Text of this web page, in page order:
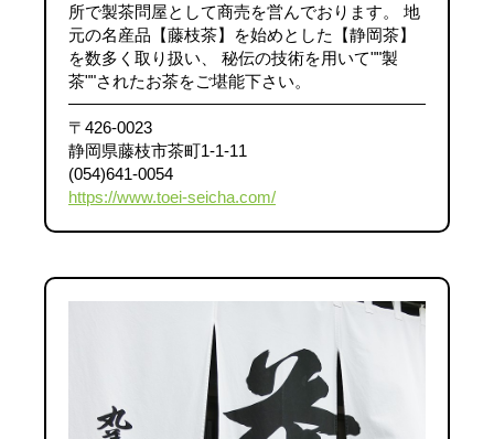
所で製茶問屋として商売を営んでおります。 地
元の名産品【藤枝茶】を始めとした【静岡茶】
を数多く取り扱い、 秘伝の技術を用いて""製
茶""されたお茶をご堪能下さい。
〒426-0023
静岡県藤枝市茶町1-1-11
(054)641-0054
https://www.toei-seicha.com/